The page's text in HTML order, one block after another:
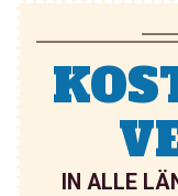
IN ALLE